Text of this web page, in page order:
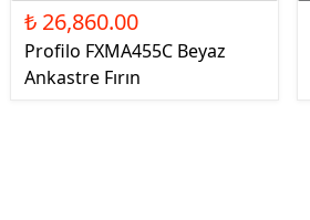
₺ 26,860.00
Profilo FXMA455C Beyaz
Ankastre Fırın